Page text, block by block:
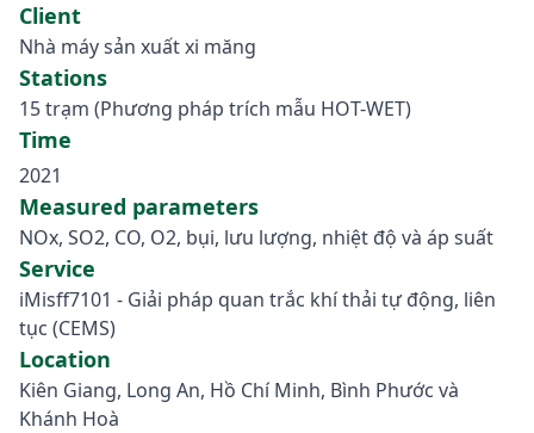
Client
Nhà máy sản xuất xi măng
Stations
15 trạm (Phương pháp trích mẫu HOT-WET)
Time
2021
Measured parameters
NOx, SO2, CO, O2, bụi, lưu lượng, nhiệt độ và áp suất
Service
iMisff7101 - Giải pháp quan trắc khí thải tự động, liên
tục (CEMS)
Location
Kiên Giang, Long An, Hồ Chí Minh, Bình Phước và
Khánh Hoà